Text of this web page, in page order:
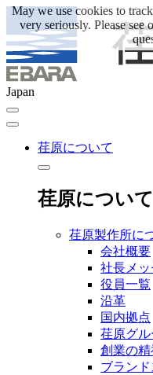
Japan
荏原について
荏原について
荏原製作所に
会社概要
社長メ
役員一覧
沿革
国内拠点
荏原グ
創業の精
ブラン
May we use cookies to
very seriously. Please see